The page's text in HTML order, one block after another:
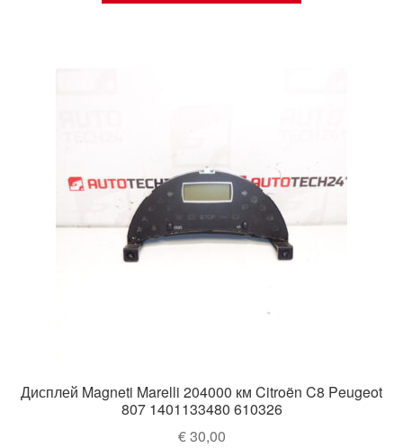
Дисплей Magneti Marelli 204000 км Citroën C8 Peugeot
807 1401133480 610326
€30,00